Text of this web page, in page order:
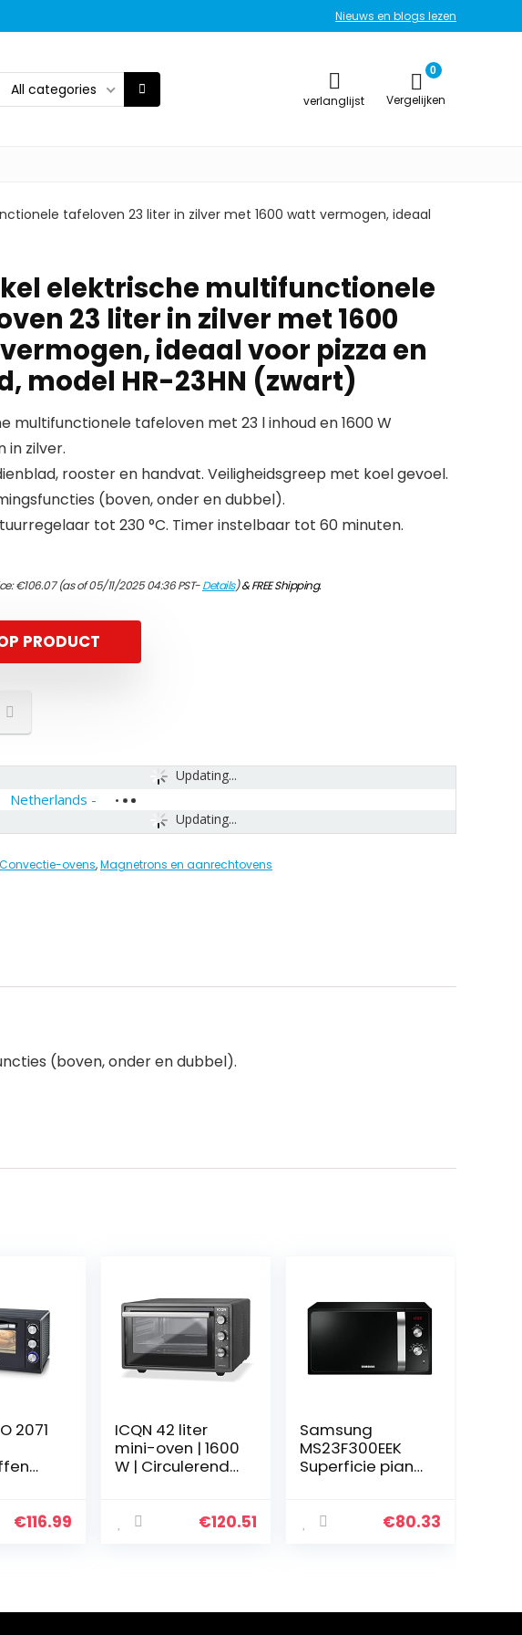
Nieuws en blogs lezen
All categories
verlanglijst
0
Vergelijken
tafeloven 23 liter in zilver met 1600 watt vermogen, ideaal
elektrische multifunctionele
23 liter in zilver met 1600
ideaal voor pizza en
model HR-23HN (zwart)
multifunctionele tafeloven met 23 l inhoud en 1600 W
in zilver.
rooster en handvat. Veiligheidsgreep met koel gevoel.
(boven, onder en dubbel).
tot 230 °C. Timer instelbaar tot 60 minuten.
€106.07(as of 05/11/2025 04:36 PST-Details)&FREE Shipping.
PRODUCT
Updating...
Updating...
Netherlands -
Convectie-ovens,Magnetrons en aanrechtovens
(boven, onder en dubbel).
2071
€116.99
ICQN 42 liter
mini-oven | 1600
W | Circulerende
beglazing |
° C |
€120.51
Samsung
MS23F300EEK
Superficie piana
€80.33